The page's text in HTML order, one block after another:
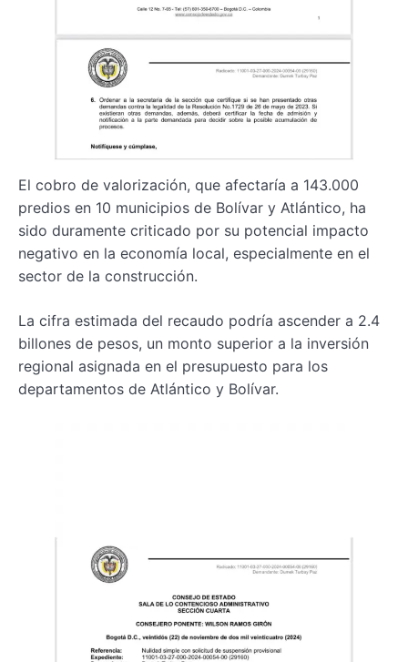
El cobro de valorización, que afectaría a 143.000
predios en 10 municipios de Bolívar y Atlántico, ha
sido duramente criticado por su potencial impacto
negativo en la economía local, especialmente en el
sector de la construcción.
La cifra estimada del recaudo podría ascender a 2.4
billones de pesos, un monto superior a la inversión
regional asignada en el presupuesto para los
departamentos de Atlántico y Bolívar.